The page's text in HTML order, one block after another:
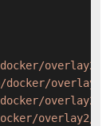
overlay2/
overlay2/
overlay2/
overlay2/